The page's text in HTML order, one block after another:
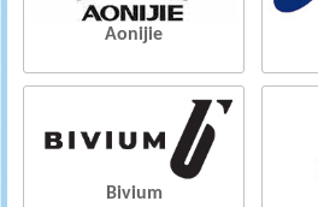
Aonijie
Bivium